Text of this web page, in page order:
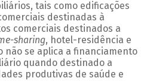
tais como edificações
destinadas à
comerciais destinados a
sharing, hotel-residência e
não se aplica a financiamento
quando destinado a
produtivas de saúde e